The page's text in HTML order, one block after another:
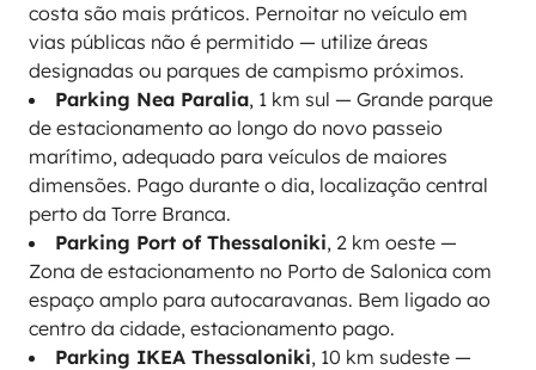
costa são mais práticos. Pernoitar no veículo em
vias públicas não é permitido — utilize áreas
designadas ou parques de campismo próximos.
Parking Nea Paralia, 1 km sul — Grande parque
de estacionamento ao longo do novo passeio
marítimo, adequado para veículos de maiores
dimensões. Pago durante o dia, localização central
perto da Torre Branca.
Parking Port of Thessaloniki, 2 km oeste —
Zona de estacionamento no Porto de Salonica com
espaço amplo para autocaravanas. Bem ligado ao
centro da cidade, estacionamento pago.
Parking IKEA Thessaloniki, 10 km sudeste —